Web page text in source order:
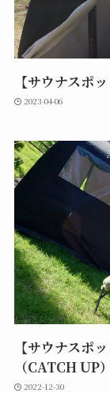
【サウナス
2023-04-06
【サウナスポ
（CATCH UP）
2022-12-30